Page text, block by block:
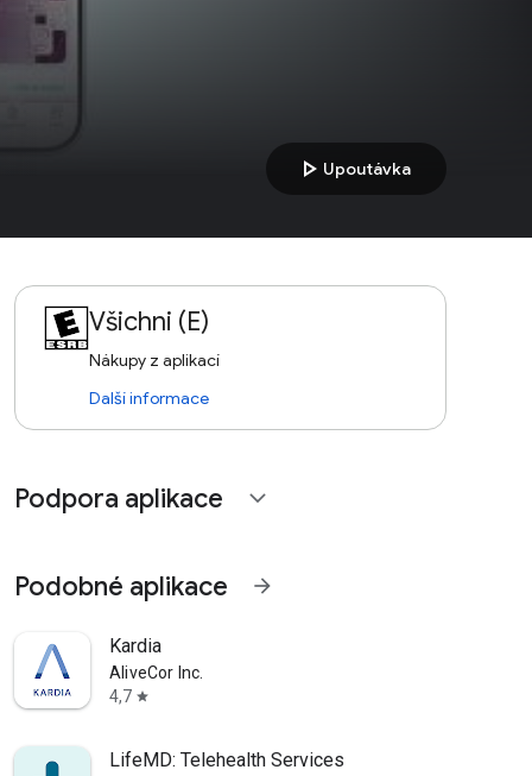
play_arrow Upoutávka
Všichni (E)
Nákupy z aplikací
Další informace
Podpora aplikace expand_more
Podobné aplikace arrow_forward
Kardia
AliveCor Inc.
4,7 star
LifeMD: Telehealth Services